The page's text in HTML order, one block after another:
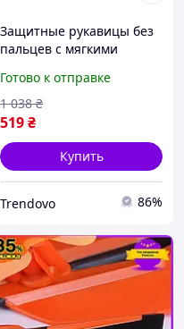
Защитные рукавицы без
пальцев с мягкими
комфортной работы
размер 11
Готово к отправке
519₴
1 038 ₴
Купить
Trendovo 86%